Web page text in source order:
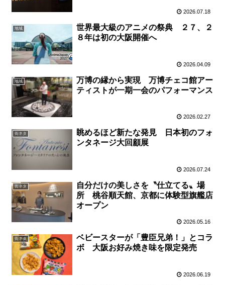
2026.07.18
地域
世界最大級のアニメの祭典 ２７、２
８年は初の大阪開催へ
2026.04.09
地域
万博の縁から実現 万博チェコ館アー
ティストが一期一会のパフォーマンス
2026.02.27
街ネタ
眺めるほど新たな発見 日本初のフォ
ンタネージ大回顧展
2026.07.24
街ネタ
自分だけの美しさを〝仕立てる〟場
所 桃谷順天館、京都に体験型旗艦店
オープン
2026.05.16
街ネタ
ベビースターが「豊臣兄弟！」とコラ
ボ 大阪お好み焼き味を限定発売
2026.06.19